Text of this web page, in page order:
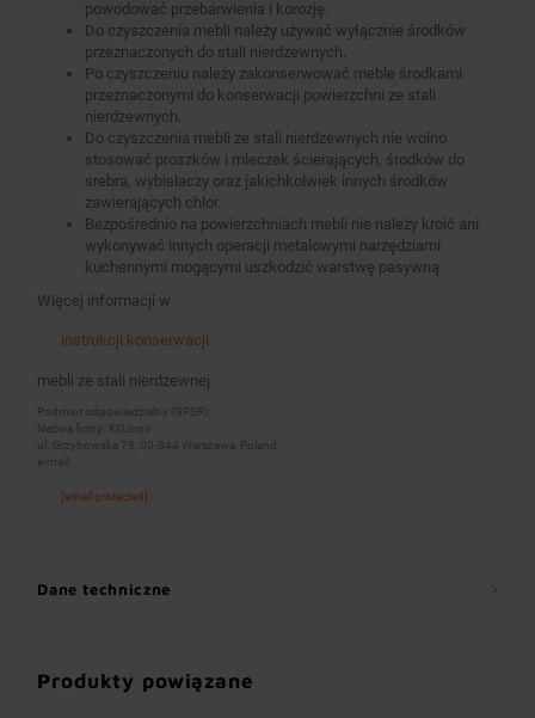
powodować przebarwienia i korozję.
Do czyszczenia mebli należy używać wyłącznie środków
przeznaczonych do stali nierdzewnych.
Po czyszczeniu należy zakonserwować meble środkami
przeznaczonymi do konserwacji powierzchni ze stali
nierdzewnych.
Do czyszczenia mebli ze stali nierdzewnych nie wolno
stosować proszków i mleczek ścierających, środków do
srebra, wybielaczy oraz jakichkolwiek innych środków
zawierających chlor.
Bezpośrednio na powierzchniach mebli nie należy kroić ani
wykonywać innych operacji metalowymi narzędziami
kuchennymi mogącymi uszkodzić warstwę pasywną.
Więcej informacji w
instrukcji konserwacji
mebli ze stali nierdzewnej
Podmiot odpowiedzialny (GPSR):
Nazwa firmy: XXLinox
ul. Grzybowska 78, 00-844 Warszawa, Poland
e-mail:
[email protected]
Dane techniczne
Produkty powiązane